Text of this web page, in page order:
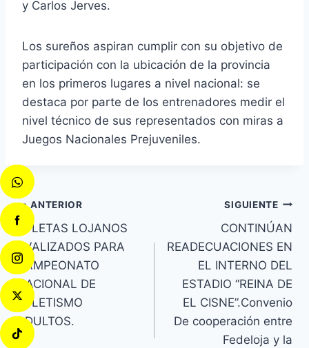
y Carlos Jerves.
Los sureños aspiran cumplir con su objetivo de
participación con la ubicación de la provincia
en los primeros lugares a nivel nacional: se
destaca por parte de los entrenadores medir el
nivel técnico de sus representados con miras a
Juegos Nacionales Prejuveniles.
ANTERIOR
ATLETAS LOJANOS
AVALIZADOS PARA
CAMPEONATO
NACIONAL DE
ATLETISMO
ADULTOS.
SIGUIENTE
CONTINÚAN
READECUACIONES EN
EL INTERNO DEL
ESTADIO “REINA DE
EL CISNE”.Convenio
De cooperación entre
Fedeloja y la